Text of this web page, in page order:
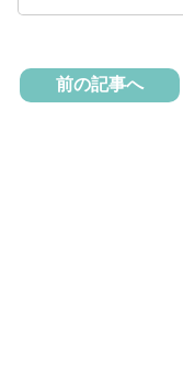
前の記事へ